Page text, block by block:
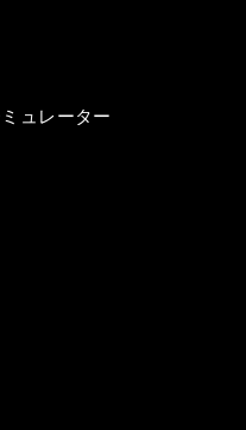
ュレーター